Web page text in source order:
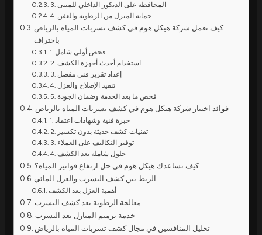
3. المحافظة على الديكور الداخلي للمبنى
4. حماية المنزل من الرطوبة والعفن
كيف تعمل شركة هيكل هوم في كشف تسربات المياه بالرياض
باحتراف
1. فحص أولي شامل
2. استخدام أحدث أجهزة الكشف
3. إعداد تقرير فني مفصل
4. تنفيذ الإصلاح والعزل
5. فحص ما بعد الخدمة وضمان الجودة
فوائد اختيار شركة هيكل هوم في كشف تسربات المياه بالرياض
1. خبرة فنية وشهادات اعتماد
2. تقنيات كشف حديثة بدون تكسير
3. توفير التكاليف على العملاء
4. حلول شاملة بعد الكشف
كيف تساعدك هيكل هوم في حل ارتفاع فواتير المياه؟
الربط بين كشف التسرب والعزل المائي
أهمية العزل بعد الكشف
معالجة الرطوبة بعد كشف التسرب
خدمة ترميم المنازل بعد التسرب
تحليل المنافسين في مجال كشف تسربات المياه بالرياض